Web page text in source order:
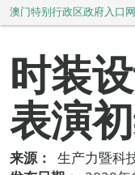
澳门特别行政区政府入口
时装
表演
来源：
生产力暨科